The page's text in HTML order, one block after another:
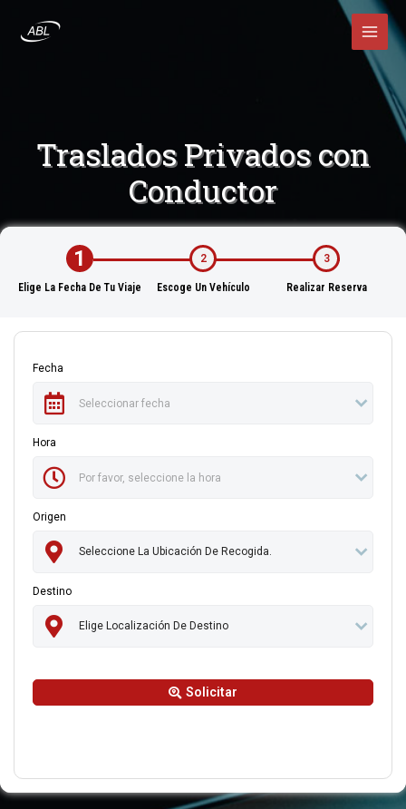
contenido
Traslados Privados con
Conductor
1
Elige La Fecha De Tu Viaje
2
Escoge Un Vehículo
3
Realizar Reserva
Fecha
Hora
Origen
Destino
Solicitar